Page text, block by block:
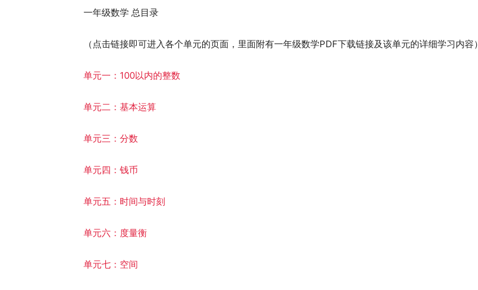
一年级数学 总目录
（点击链接即可进入各个单元的页面，里面附有一年级数学PDF下载链接及该单元的详细学习内容）
单元一：100以内的整数
单元二：基本运算
单元三：分数
单元四：钱币
单元五：时间与时刻
单元六：度量衡
单元七：空间